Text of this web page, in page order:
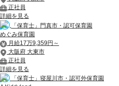
正社員
詳細を見る
「保育士」門真市・認可保育園
めぐみ保育園
月給17万9,359円～
大阪府 大東市
正社員
詳細を見る
「保育士」寝屋川市・認可外保育園